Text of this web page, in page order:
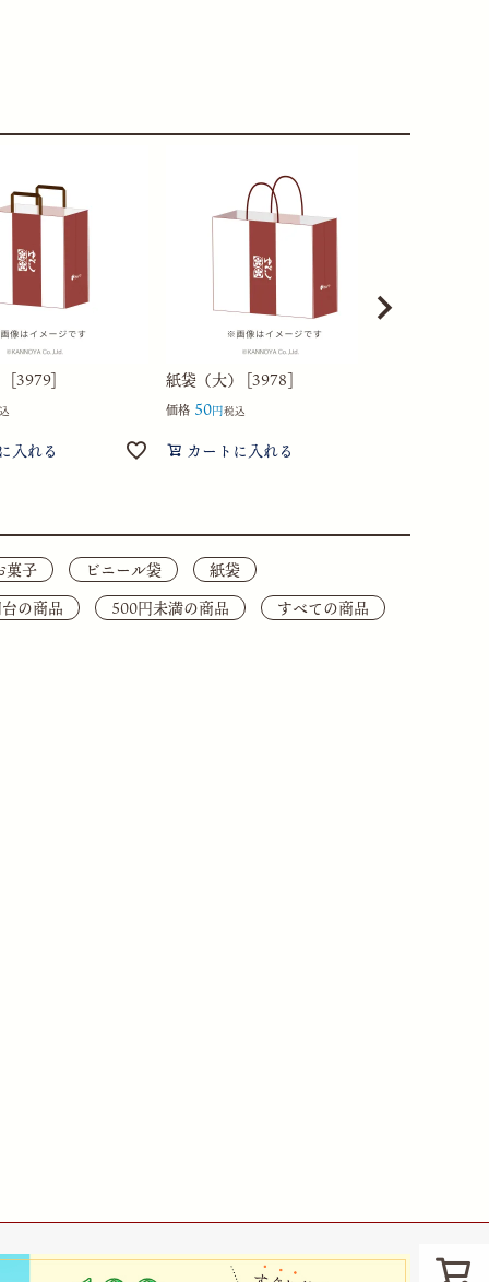
[3979]
入れる
紙袋（大） [3978]
価格 50 税込
カートに入れる
菓子 ビニール袋
紙袋
の商品 500円未満の商品 すべての商品